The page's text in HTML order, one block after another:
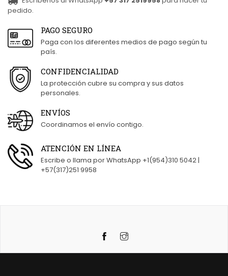
pedido.
PAGO SEGURO
Paga con los diferentes medios de pago según tu
país.
CONFIDENCIALIDAD
La protección cubre su compra y sus datos
personales.
ENVÍOS
Coordinamos el envío contigo.
ATENCIÓN EN LÍNEA
Escribe o llama por WhatsApp +1(954)310 5042 |
+57(317)251 9958
Instagram